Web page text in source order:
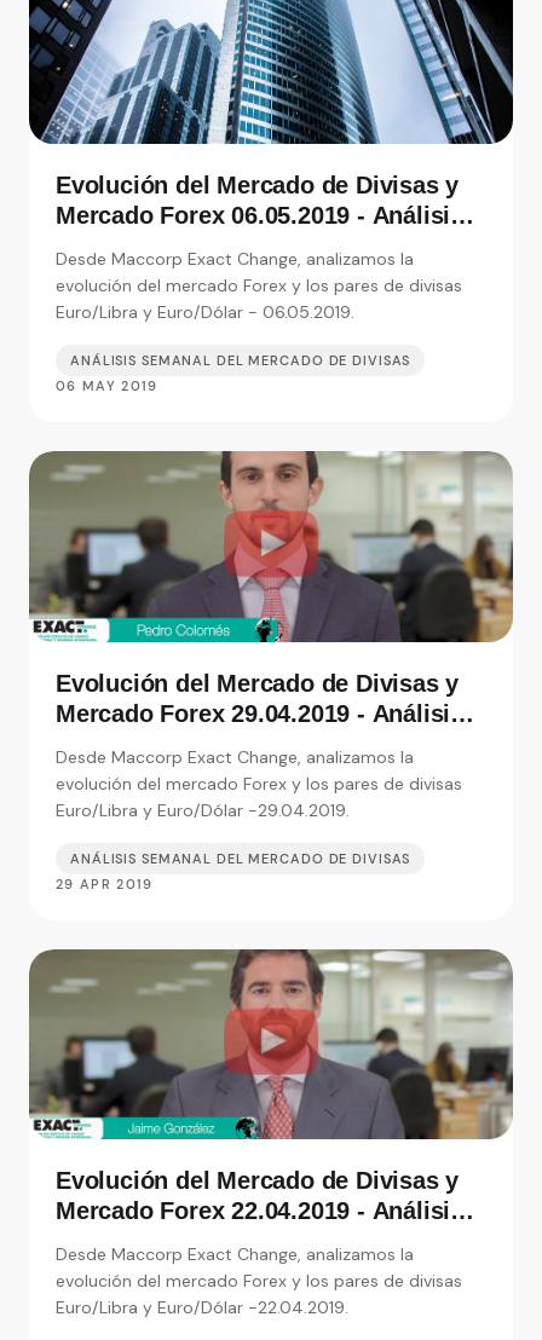
Evolución del Mercado de Divisas y
Mercado Forex 06.05.2019 - Análisis
de moneda
Desde Maccorp Exact Change, analizamos la
evolución del mercado Forex y los pares de divisas
Euro/Libra y Euro/Dólar - 06.05.2019.
ANÁLISIS SEMANAL DEL MERCADO DE DIVISAS
06 MAY 2019
Evolución del Mercado de Divisas y
Mercado Forex 29.04.2019 - Análisis
de moneda
Desde Maccorp Exact Change, analizamos la
evolución del mercado Forex y los pares de divisas
Euro/Libra y Euro/Dólar -29.04.2019.
ANÁLISIS SEMANAL DEL MERCADO DE DIVISAS
29 APR 2019
Evolución del Mercado de Divisas y
Mercado Forex 22.04.2019 - Análisis
de moneda
Desde Maccorp Exact Change, analizamos la
evolución del mercado Forex y los pares de divisas
Euro/Libra y Euro/Dólar -22.04.2019.